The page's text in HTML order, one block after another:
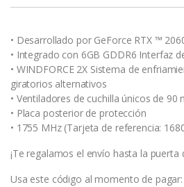
• Desarrollado por GeForce RTX ™
• Integrado con 6GB GDDR6 Interfaz
• WINDFORCE 2X Sistema de
giratorios alternativos
• Ventiladores de cuchilla únicos de 90
• Placa posterior de protección
• 1755 MHz (Tarjeta de referencia:
¡Te regalamos el envío hasta la puerta
Usa este código al momento de pagar: